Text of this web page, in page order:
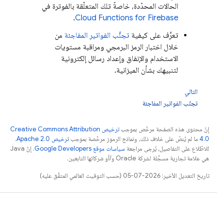
الحالات المحدّدة، خاصةً تلك المتعلّقة بالفوترة في
Cloud Functions for Firebase
.
تعرَّف على كيفية تجنُّب الفواتير المفاجئة من
خلال اختبار الرمز البرمجي ومراقبة مستويات
الاستخدام والإنفاق وإعداد رسائل إلكترونية
لتنبيهك بشأن الميزانية.
التالي
تجنّب الفواتير المفاجئة
إنّ محتوى هذه الصفحة مرخّص بموجب
ترخيص Creative Commons Attribution
4.0‏ ما لم يُنصّ على خلاف ذلك، ونماذج الرموز مرخّصة بموجبترخيص Apache 2.0‏
.
للاطّلاع على التفاصيل، يُرجى مراجعة سياسات موقع Google Developers‏
. إنّ Java
هي علامة تجارية مسجَّلة لشركة Oracle و/أو شركائها التابعين.
تاريخ التعديل الأخير: 2026-07-05 (حسب التوقيت العالمي المتفَّق عليه)